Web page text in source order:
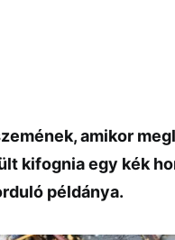
amikor
kifognia egy kék
példánya.